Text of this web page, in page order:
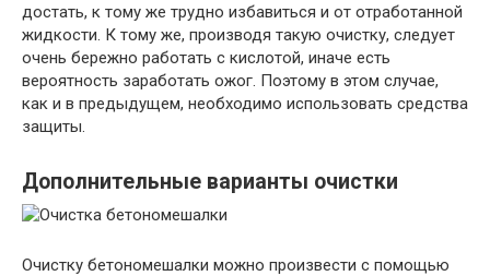
достать, к тому же трудно избавиться и от отработанной
жидкости. К тому же, производя такую очистку, следует
очень бережно работать с кислотой, иначе есть
вероятность заработать ожог. Поэтому в этом случае,
как и в предыдущем, необходимо использовать средства
защиты.
Дополнительные варианты очистки
Очистку бетономешалки можно произвести с помощью